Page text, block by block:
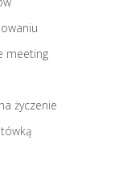
meeting
życzenie